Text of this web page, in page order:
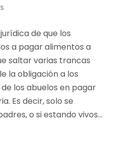
de que los
a pagar alimentos a
saltar varias trancas
la obligación a los
los abuelos en pagar
Es decir, solo se
o si estando vivos...